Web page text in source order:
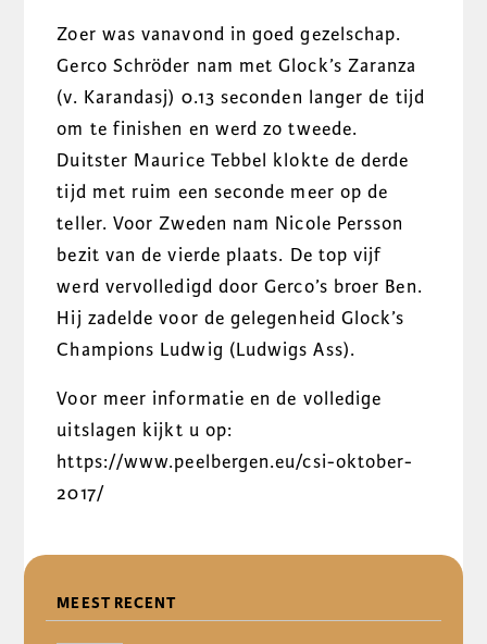
Zoer was vanavond in goed gezelschap.
Gerco Schröder nam met Glock’s Zaranza
(v. Karandasj) 0.13 seconden langer de tijd
om te finishen en werd zo tweede.
Duitster Maurice Tebbel klokte de derde
tijd met ruim een seconde meer op de
teller. Voor Zweden nam Nicole Persson
bezit van de vierde plaats. De top vijf
werd vervolledigd door Gerco’s broer Ben.
Hij zadelde voor de gelegenheid Glock’s
Champions Ludwig (Ludwigs Ass).
Voor meer informatie en de volledige
uitslagen kijkt u op:
https://www.peelbergen.eu/csi-oktober-
2017/
MEEST RECENT